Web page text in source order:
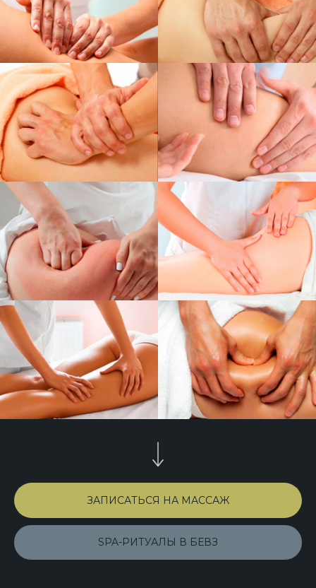
ЗАПИСАТЬСЯ НА МАССАЖ
SPA-РИТУАЛЫ В БЕВЗ
СПА-технолог, массажист
Опыт работы более 8 лет
Андреевна Бабкина
→
Медицинская сестра по
массажу
Опыт работы более 4 лет
Валерия
Максимовна
Архипова
→
О НИХ ГОВОРЯТ
ЗДЕСЬ МЫ СОБРАЛИ ОТЗЫВЫ О НАШИХ
СПЕЦИАЛИСТАХ С РАЗНЫХ САЙТОВ